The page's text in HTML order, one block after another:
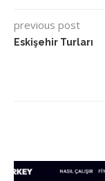
previous post
Eskişehir Turları